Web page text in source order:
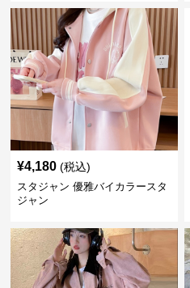
¥4,180 (税込)
スタジャン 優雅バイカラースタ
ジャン